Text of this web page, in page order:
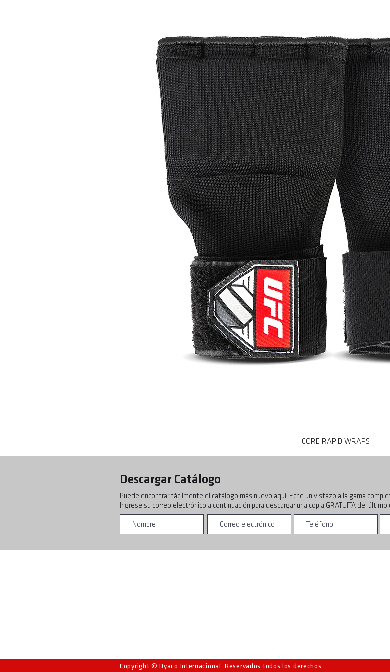
CORE RAPID WRAPS
Descargar Catálogo
Puede encontrar fácilmente el catálogo más nuevo aquí. Eche un vistazo a la gama
Ingrese su correo electrónico a continuación para descargar una copia GRATUITA del último
Copyright © Dyaco Internacional. Reservados todos los derechos